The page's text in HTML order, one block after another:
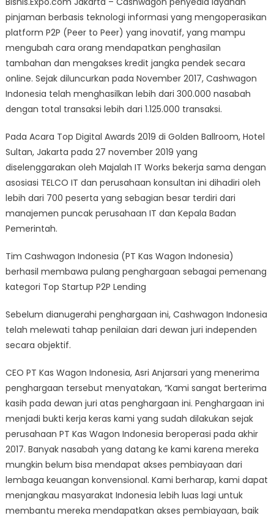
Digital
Awards
Nobatkan
Cashwagon
Pemenang
Top
Startup
P2P
pinjaman berbasis teknologi informasi yang mengoperasikan
platform P2P (Peer to Peer) yang inovatif, yang mampu
mengubah cara orang mendapatkan penghasilan
tambahan dan mengakses kredit jangka pendek secara
online. Sejak diluncurkan pada November 2017, Cashwagon
Indonesia telah menghasilkan lebih dari 300.000 nasabah
dengan total transaksi lebih dari 1.125.000 transaksi.
Pada Acara Top Digital Awards 2019 di Golden Ballroom, Hotel
Sultan, Jakarta pada 27 november 2019 yang
diselenggarakan oleh Majalah IT Works bekerja sama dengan
asosiasi TELCO IT dan perusahaan konsultan ini dihadiri oleh
lebih dari 700 peserta yang sebagian besar terdiri dari
manajemen puncak perusahaan IT dan Kepala Badan
Pemerintah.
Tim Cashwagon Indonesia (PT Kas Wagon Indonesia)
berhasil membawa pulang penghargaan sebagai pemenang
kategori Top Startup P2P Lending
Sebelum dianugerahi penghargaan ini, Cashwagon Indonesia
telah melewati tahap penilaian dari dewan juri independen
secara objektif.
CEO PT Kas Wagon Indonesia, Asri Anjarsari yang menerima
penghargaan tersebut menyatakan, “Kami sangat berterima
kasih pada dewan juri atas penghargaan ini. Penghargaan ini
menjadi bukti kerja keras kami yang sudah dilakukan sejak
perusahaan PT Kas Wagon Indonesia beroperasi pada akhir
2017. Banyak nasabah yang datang ke kami karena mereka
mungkin belum bisa mendapat akses pembiayaan dari
lembaga keuangan konvensional. Kami berharap, kami dapat
menjangkau masyarakat Indonesia lebih luas lagi untuk
membantu mereka mendapatkan akses pembiayaan, baik